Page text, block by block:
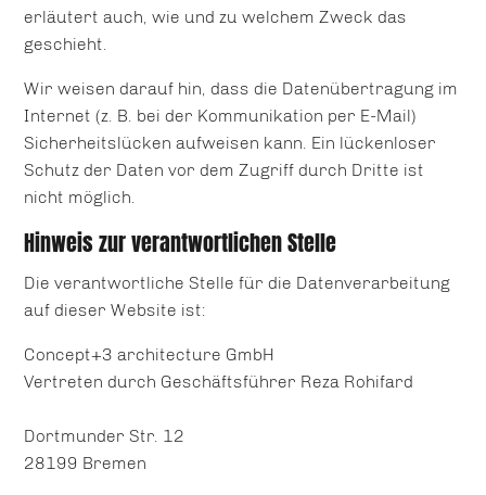
erläutert auch, wie und zu welchem Zweck das
geschieht.
Wir weisen darauf hin, dass die Datenübertragung im
Internet (z. B. bei der Kommunikation per E-Mail)
Sicherheitslücken aufweisen kann. Ein lückenloser
Schutz der Daten vor dem Zugriff durch Dritte ist
nicht möglich.
Hinweis zur verantwortlichen Stelle
Die verantwortliche Stelle für die Datenverarbeitung
auf dieser Website ist:
Concept+3 architecture GmbH
Vertreten durch Geschäftsführer Reza Rohifard
Dortmunder Str. 12
28199 Bremen